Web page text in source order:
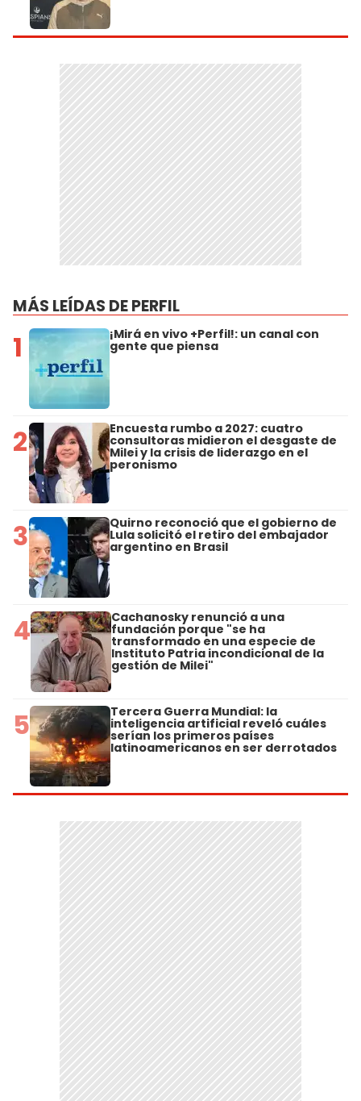
MÁS LEÍDAS DE PERFIL
1 ¡Mirá en vivo +Perfil!: un canal con
gente que piensa
2 Encuesta rumbo a 2027: cuatro
consultoras midieron el desgaste de
Milei y la crisis de liderazgo en el
peronismo
3 Quirno reconoció que el gobierno de
Lula solicitó el retiro del embajador
argentino en Brasil
4 Cachanosky renunció a una
fundación porque "se ha
transformado en una especie de
Instituto Patria incondicional de la
gestión de Milei"
5 Tercera Guerra Mundial: la
inteligencia artificial reveló cuáles
serían los primeros países
latinoamericanos en ser derrotados